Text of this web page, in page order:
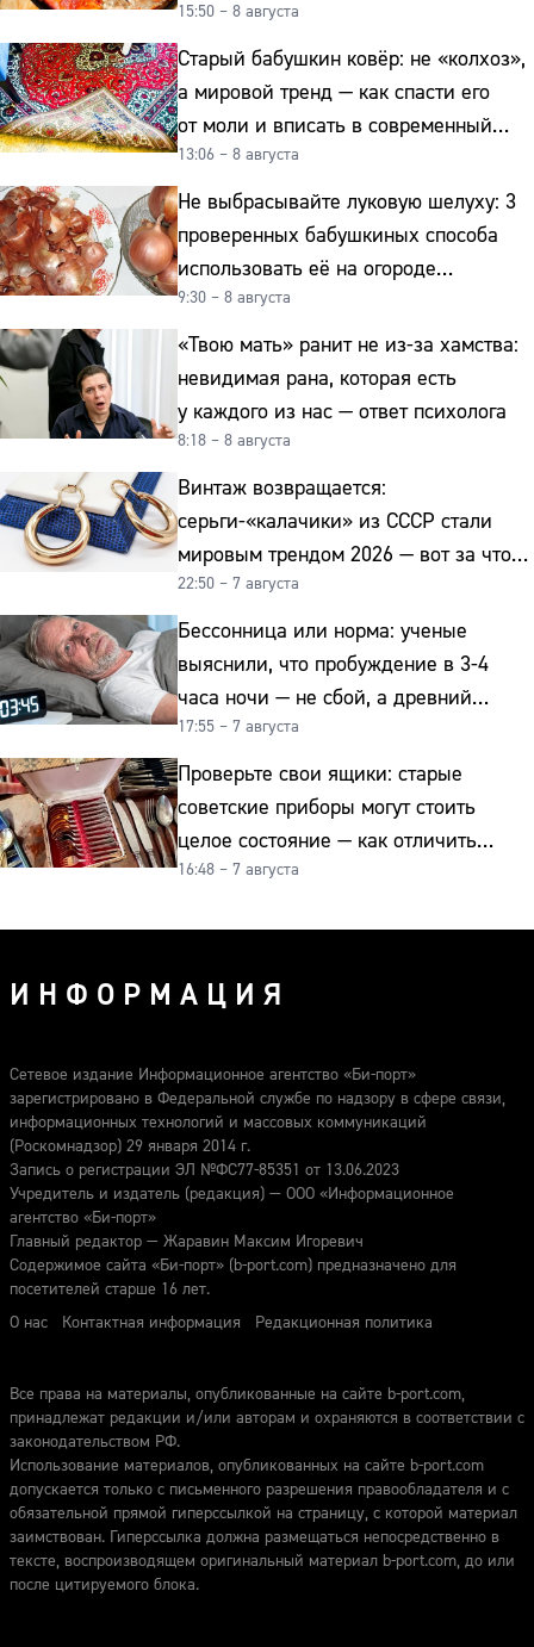
копейки
15:50 – 8 августа
Старый бабушкин ковёр: не «колхоз»,
а мировой тренд — как спасти его
от моли и вписать в современный
интерьер
13:06 – 8 августа
Не выбрасывайте луковую шелуху: 3
проверенных бабушкиных способа
использовать её на огороде
и для здоровья этой зимой
9:30 – 8 августа
«Твою мать» ранит не из-за хамства:
невидимая рана, которая есть
у каждого из нас — ответ психолога
8:18 – 8 августа
Винтаж возвращается:
серьги-«калачики» из СССР стали
мировым трендом 2026 — вот за что
их ценят ювелиры
22:50 – 7 августа
Бессонница или норма: ученые
выяснили, что пробуждение в 3-4
часа ночи — не сбой, а древний
биологический ритм
17:55 – 7 августа
Проверьте свои ящики: старые
советские приборы могут стоить
целое состояние — как отличить
подделку от мельхиора
16:48 – 7 августа
ИНФОРМАЦИЯ
Сетевое издание Информационное агентство «Би-порт»
зарегистрировано в Федеральной службе по надзору в сфере связи,
информационных технологий и массовых коммуникаций
(Роскомнадзор) 29 января 2014 г.
Запись о регистрации ЭЛ №ФС77-85351 от 13.06.2023
Учредитель и издатель (редакция) — ООО «Информационное
агентство «Би-порт»
Главный редактор — Жаравин Максим Игоревич
Содержимое сайта «Би-порт» (b-port.com) предназначено для
посетителей старше 16 лет.
О нас
Контактная информация Редакционная политика
Все права на материалы, опубликованные на сайте b-port.com,
принадлежат редакции и/или авторам и охраняются в соответствии с
законодательством РФ.
Использование материалов, опубликованных на сайте b-port.com
допускается только с письменного разрешения правообладателя и с
обязательной прямой гиперссылкой на страницу, с которой материал
заимствован. Гиперссылка должна размещаться непосредственно в
тексте, воспроизводящем оригинальный материал b-port.com, до или
после цитируемого блока.